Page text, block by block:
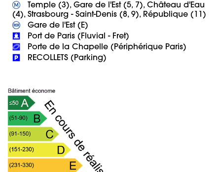
Temple (3), Gare de l'Est (5, 7), Château d'Eau
RECOLLETS (Parking)